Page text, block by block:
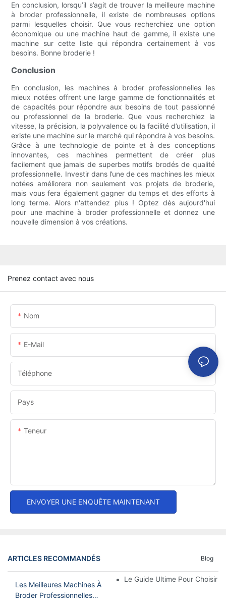
En conclusion, lorsqu’il s’agit de trouver la meilleure machine
à broder professionnelle, il existe de nombreuses options
parmi lesquelles choisir. Que vous recherchiez une option
économique ou une machine haut de gamme, il existe une
machine sur cette liste qui répondra certainement à vos
besoins. Bonne broderie !
Conclusion
En conclusion, les machines à broder professionnelles les
mieux notées offrent une large gamme de fonctionnalités et
de capacités pour répondre aux besoins de tout passionné
ou professionnel de la broderie. Que vous recherchiez la
vitesse, la précision, la polyvalence ou la facilité d’utilisation, il
existe une machine sur le marché qui répondra à vos besoins.
Grâce à une technologie de pointe et à des conceptions
innovantes, ces machines permettent de créer plus
facilement que jamais de superbes motifs brodés de qualité
professionnelle. Investir dans l’une de ces machines les mieux
notées améliorera non seulement vos projets de broderie,
mais vous fera également gagner du temps et des efforts à
long terme. Alors n'attendez plus ! Optez dès aujourd'hui
pour une machine à broder professionnelle et donnez une
nouvelle dimension à vos créations.
Prenez contact avec nous
Nom
E-Mail
Téléphone
Pays
Teneur
ENVOYER UNE ENQUÊTE MAINTENANT
ARTICLES RECOMMANDÉS Blog
Les Meilleures Machines À
Broder Professionnelles
Le Guide Ultime Pour Choisir